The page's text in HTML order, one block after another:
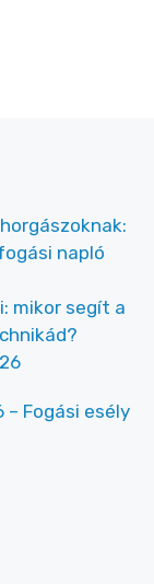
napló
mikor segít a
Fogási esély